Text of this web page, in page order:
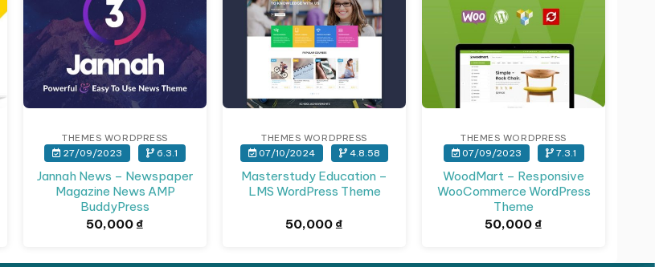
THEMES WORDPRESS
27/09/2023 6.3.1
Jannah News – Newspaper
Magazine News AMP
BuddyPress
50,000 ₫
THEMES WORDPRESS
07/10/2024 4.8.58
Masterstudy Education –
LMS WordPress Theme
50,000 ₫
THEMES WORDPRESS
07/09/2023 7.3.1
WoodMart – Responsive
WooCommerce WordPress
Theme
50,000 ₫